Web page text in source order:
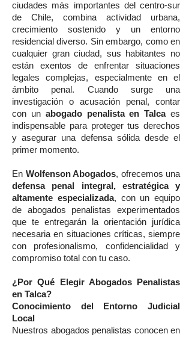
ciudades más importantes del centro-sur
de Chile, combina actividad urbana,
crecimiento sostenido y un entorno
residencial diverso. Sin embargo, como en
cualquier gran ciudad, sus habitantes no
están exentos de enfrentar situaciones
legales complejas, especialmente en el
ámbito penal. Cuando surge una
investigación o acusación penal, contar
con un abogado penalista en Talcaes
indispensable para proteger tus derechos
y asegurar una defensa sólida desde el
primer momento.
En Wolfenson Abogados, ofrecemos una
defensa penal integral, estratégica y
altamente especializada, con un equipo
de abogados penalistas experimentados
que te entregarán la orientación jurídica
necesaria en situaciones críticas, siempre
con profesionalismo, confidencialidad y
compromiso total con tu caso.
¿Por Qué Elegir Abogados Penalistas
en Talca?
Conocimiento del Entorno Judicial
Local
Nuestros abogados penalistas conocen en